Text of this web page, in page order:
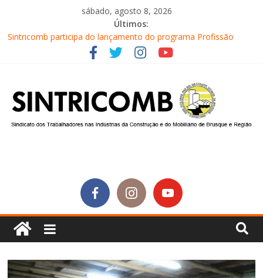
sábado, agosto 8, 2026
Últimos:
Sintricomb participa do lançamento do programa Profissão
Construir em Brusque
Equipe do SINTRICOMB realiza mais uma edição do Café na
Conselho Fiscal do SINTRICOMB realiza avaliação das contas do
sindicato
Diretores do SINTRICOMB são eleitos para a direção da Nova
Central Sindical de SC